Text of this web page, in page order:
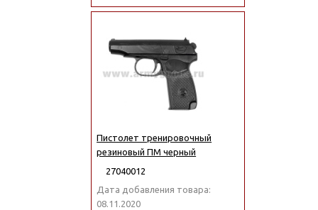
Пистолет тренировочный
резиновый ПМ черный
27040012
Дата добавления товара:
08.11.2020